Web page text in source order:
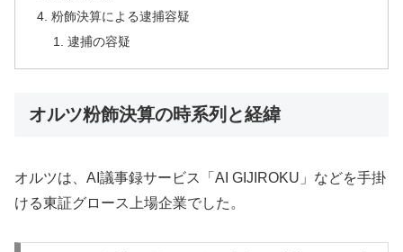
粉飾決算による逮捕容疑
逮捕の容疑
オルツ粉飾決算の時系列と経緯
オルツは、AI議事録サービス「AI GIJIROKU」などを手掛
ける東証グロース上場企業でした。